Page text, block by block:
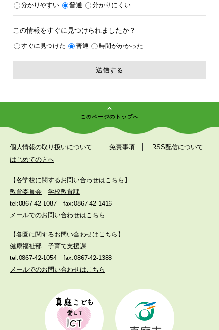
分かりやすい 普通 分かりにくい
この情報をすぐに見つけられましたか？
すぐに見つけた 普通 時間がかかった
このページのトップへ
個人情報の取り扱いについて 免責事項
RSS配信について
はじめての方へ
【各学校に関するお問い合わせはこちら】
教育委員会
学校教育課
tel:0867-42-1087
fax:0867-42-1416
メールでのお問い合わせはこちら
【各園に関するお問い合わせはこちら】
健康福祉部
子育て支援課
tel:0867-42-1054
fax:0867-42-1388
メールでのお問い合わせはこちら